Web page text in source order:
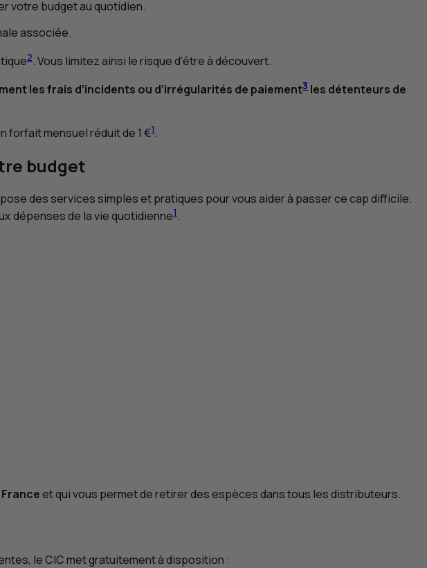
votre budget au quotidien.
associée.
2. Vous limitez ainsi le risque d’être à découvert.
les frais d’incidents ou d’irrégularités de paiement3 les détenteurs de
forfait mensuel réduit de 1 €1.
budget
des services simples et pratiques pour vous aider à passer ce cap difficile.
dépenses de la vie quotidienne1.
et qui vous permet de retirer des espèces dans tous les distributeurs.
leCICmet gratuitement à disposition :